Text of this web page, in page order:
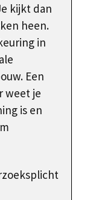
kijkt dan
heen.
in
Een
weet je
is en